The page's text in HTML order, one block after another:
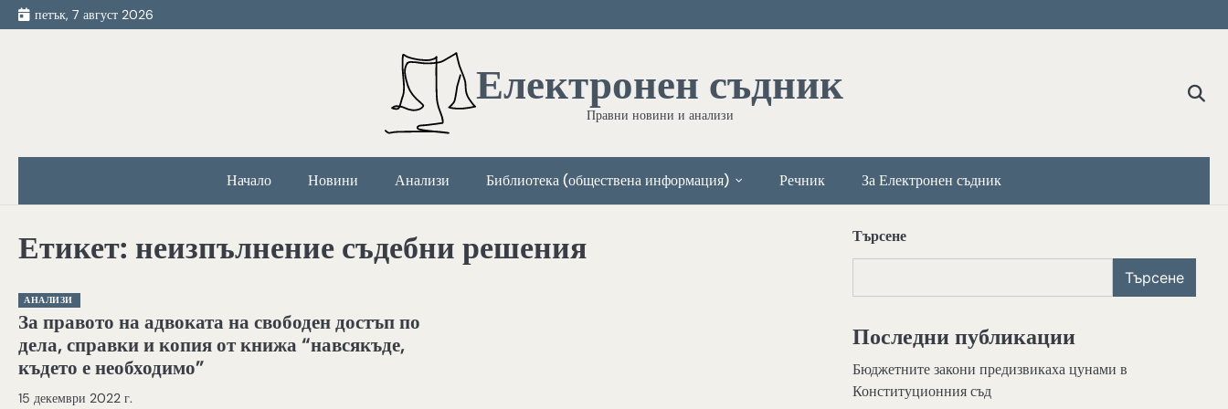
Skip
to
петък, 7 август 2026
Електронен съдник
Правни новини и анализи
Начало Новини Анализи Библиотека (обществена информация) Речник За Електронен съдник
Етикет: неизпълнение съдебни решения
АНАЛИЗИ
За правото на адвоката на свободен достъп по
дела, справки и копия от книжа “навсякъде,
където е необходимо”
15 декември 2022 г.
Търсене
Търсене
Последни публикации
Бюджетните закони предизвикаха цунами в
Конституционния съд